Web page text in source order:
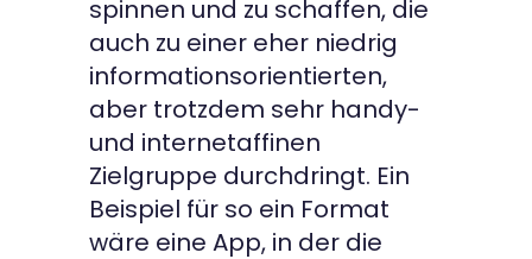
spinnen und zu schaffen, die
auch zu einer eher niedrig
informationsorientierten,
aber trotzdem sehr handy-
und internetaffinen
Zielgruppe durchdringt. Ein
Beispiel für so ein Format
wäre eine App, in der die